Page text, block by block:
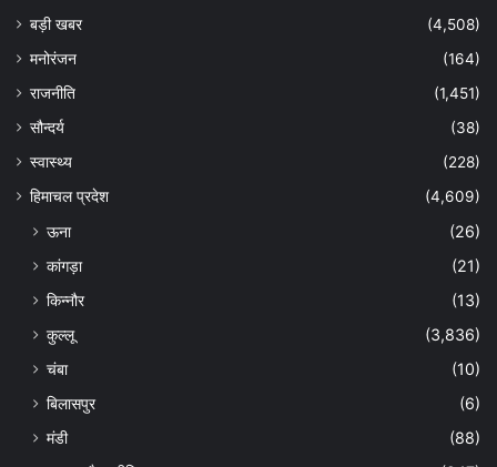
बड़ी खबर
(4,508)
मनोरंजन
(164)
राजनीति
(1,451)
सौन्दर्य
(38)
स्वास्थ्य
(228)
हिमाचल प्रदेश
(4,609)
ऊना
(26)
कांगड़ा
(21)
किन्नौर
(13)
कुल्लू
(3,836)
चंबा
(10)
बिलासपुर
(6)
मंडी
(88)